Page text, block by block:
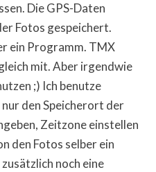
Die GPS-Daten
Fotos gespeichert.
ein Programm. TMX
mit. Aber irgendwie
;) Ich benutze
den Speicherort der
Zeitzone einstellen
den Fotos selber ein
noch eine